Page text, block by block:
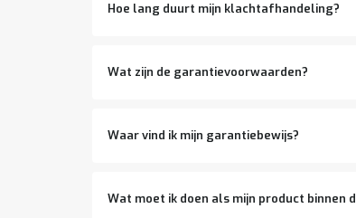
Hoe lang duurt mijn klachtafhandeling?
Wat zijn de garantievoorwaarden?
Waar vind ik mijn garantiebewijs?
Wat moet ik doen als mijn product binnen